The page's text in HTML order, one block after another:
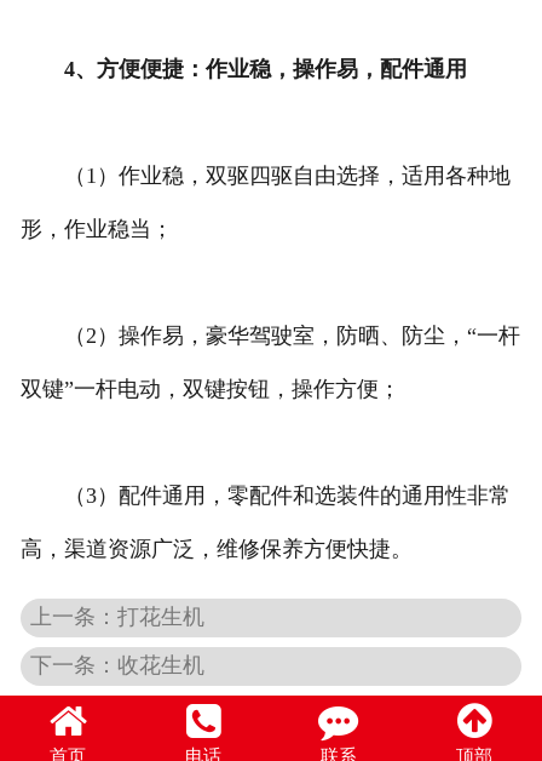
4、方便便捷：作业稳，操作易，配件通用
（1）作业稳，双驱四驱自由选择，适用各种地
形，作业稳当；
（2）操作易，豪华驾驶室，防晒、防尘，“一杆
双键”一杆电动，双键按钮，操作方便；
（3）配件通用，零配件和选装件的通用性非常
高，渠道资源广泛，维修保养方便快捷。
上一条：打花生机
下一条：收花生机
首页 电话 联系 顶部